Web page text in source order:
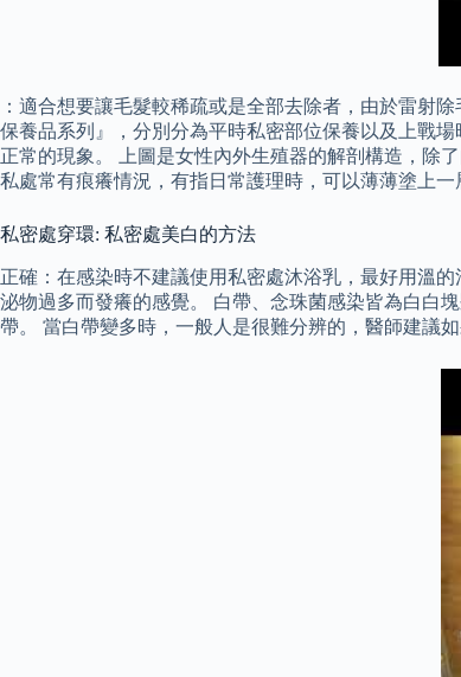
：適合想要讓毛髮較稀疏或是全部去除者，由於雷射
保養品系列』，分別分為平時私密部位保養以及上戰
正常的現象。 上圖是女性內外生殖器的解剖構造，除
私處常有痕癢情況，有指日常護理時，可以薄薄塗上
私密處穿環: 私密處美白的方法
正確：在感染時不建議使用私密處沐浴乳，最好用溫
泌物過多而發癢的感覺。 白帶、念珠菌感染皆為白白
帶。 當白帶變多時，一般人是很難分辨的，醫師建議